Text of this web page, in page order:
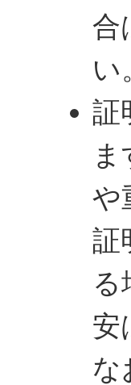
合
い
証
や
証
る
安
な